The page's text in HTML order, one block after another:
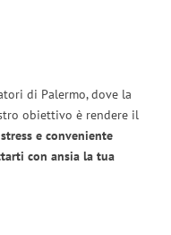
di Palermo, dove la
obiettivo è rendere il
e conveniente
con ansia la tua